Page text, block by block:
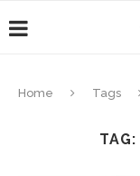
Home Tags
TAG: